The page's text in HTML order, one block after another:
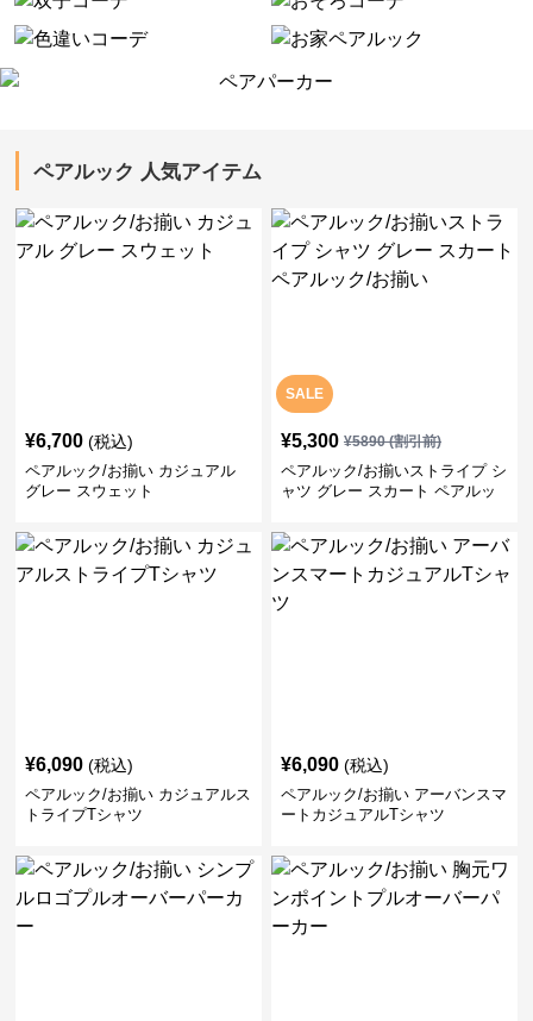
ペアルック 人気アイテム
¥6,700 (税込)
ペアルック/お揃い カジュアル
グレー スウェット
SALE
¥5,300 ¥5890(割引前)
ペアルック/お揃いストライプ シ
ャツ グレー スカート ペアルッ
¥6,090 (税込)
ペアルック/お揃い カジュアルス
トライプTシャツ
¥6,090 (税込)
ペアルック/お揃い アーバンスマ
ートカジュアルTシャツ